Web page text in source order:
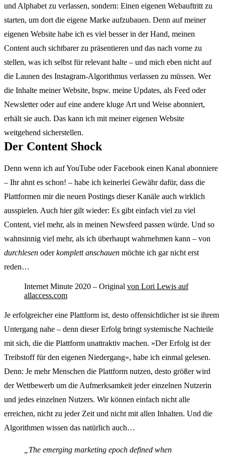
und Alphabet zu verlassen, sondern: Einen eigenen Webauftritt zu
starten, um dort die eigene Marke aufzubauen. Denn auf meiner
eigenen Website habe ich es viel besser in der Hand, meinen
Content auch sichtbarer zu präsentieren und das nach vorne zu
stellen, was ich selbst für relevant halte – und mich eben nicht auf
die Launen des Instagram-Algorithmus verlassen zu müssen. Wer
die Inhalte meiner Website, bspw. meine Updates, als Feed oder
Newsletter oder auf eine andere kluge Art und Weise abonniert,
erhält sie auch. Das kann ich mit meiner eigenen Website
weitgehend sicherstellen.
Der Content Shock
Denn wenn ich auf YouTube oder Facebook einen Kanal abonniere
– Ihr ahnt es schon! – habe ich keinerlei Gewähr dafür, dass die
Plattformen mir die neuen Postings dieser Kanäle auch wirklich
ausspielen. Auch hier gilt wieder: Es gibt einfach viel zu viel
Content, viel mehr, als in meinen Newsfeed passen würde. Und so
wahnsinnig viel mehr, als ich überhaupt wahrnehmen kann – von
durchlesen oderkomplett anschauen möchte ich gar nicht erst
reden…
Internet Minute 2020 – Original von Lori Lewis auf
allaccess.com
Je erfolgreicher eine Plattform ist, desto offensichtlicher ist sie ihrem
Untergang nahe – denn dieser Erfolg bringt systemische Nachteile
mit sich, die die Plattform unattraktiv machen. »Der Erfolg ist der
Treibstoff für den eigenen Niedergang«, habe ich einmal gelesen.
Denn: Je mehr Menschen die Plattform nutzen, desto größer wird
der Wettbewerb um die Aufmerksamkeit jeder einzelnen Nutzerin
und jedes einzelnen Nutzers. Wir können einfach nicht alle
erreichen, nicht zu jeder Zeit und nicht mit allen Inhalten. Und die
Algorithmen wissen das natürlich auch…
„The emerging marketing epoch defined when